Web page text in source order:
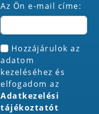
Az Ön e-mail címe:
Hozzájárulok az
adatom
kezeléséhez és
elfogadom az
Adatkezelési
tájékoztatót